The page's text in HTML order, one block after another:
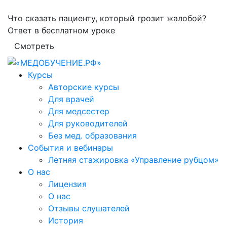
Что сказать пациенту, который грозит жалобой?
Ответ в бесплатном уроке
Смотреть
Курсы
Авторские курсы
Для врачей
Для медсестер
Для руководителей
Без мед. образования
События и вебинары
Летняя стажировка «Управление рубцом»
О нас
Лицензия
О нас
Отзывы слушателей
История